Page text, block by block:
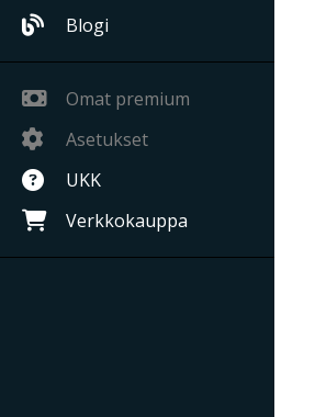
Blogi
Omat premium
Asetukset
UKK
Verkkokauppa